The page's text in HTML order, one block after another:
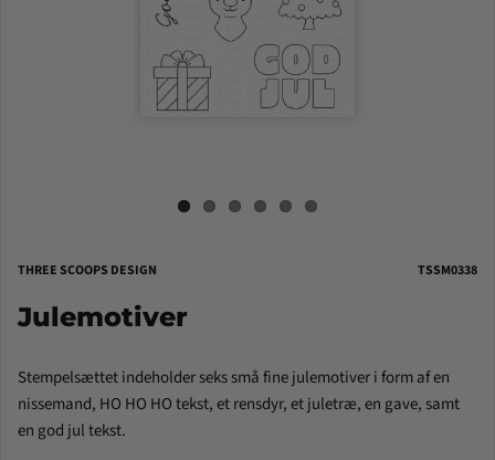
THREE SCOOPS DESIGN TSSM0338
Julemotiver
Stempelsættet indeholder seks små fine julemotiver i form af en
nissemand, HO HO HO tekst, et rensdyr, et juletræ, en gave, samt
en god jul tekst.